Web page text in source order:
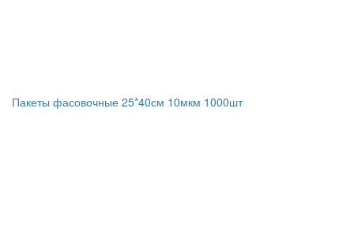
Пакеты фасовочные 25*40см 10мкм 1000шт